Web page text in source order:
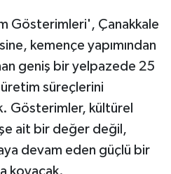
Gösterimleri', Çanakkale
kemençe yapımından
geniş bir yelpazede 25
üretim süreçlerini
Gösterimler, kültürel
ait bir değer değil,
devam eden güçlü bir